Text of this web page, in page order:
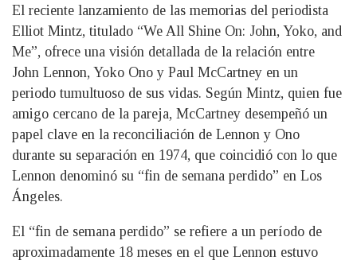
El reciente lanzamiento de las memorias del periodista
Elliot Mintz, titulado “We All Shine On: John, Yoko, and
Me”, ofrece una visión detallada de la relación entre
John Lennon, Yoko Ono y Paul McCartney en un
periodo tumultuoso de sus vidas. Según Mintz, quien fue
amigo cercano de la pareja, McCartney desempeñó un
papel clave en la reconciliación de Lennon y Ono
durante su separación en 1974, que coincidió con lo que
Lennon denominó su “fin de semana perdido” en Los
Ángeles.
El “fin de semana perdido” se refiere a un período de
aproximadamente 18 meses en el que Lennon estuvo